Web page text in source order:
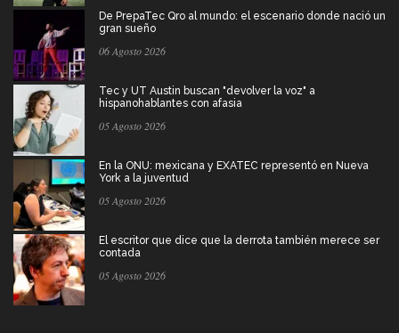
De PrepaTec Qro al mundo: el escenario donde nació un
gran sueño
06 Agosto 2026
Tec y UT Austin buscan "devolver la voz" a
hispanohablantes con afasia
05 Agosto 2026
En la ONU: mexicana y EXATEC representó en Nueva
York a la juventud
05 Agosto 2026
El escritor que dice que la derrota también merece ser
contada
05 Agosto 2026